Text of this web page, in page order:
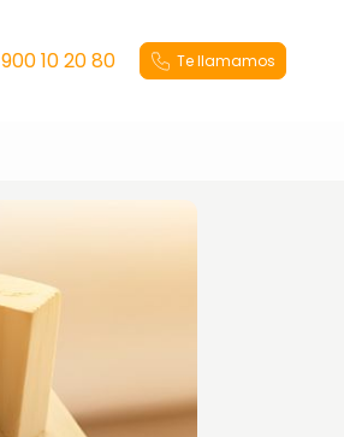
900 10 20 80 Te llamamos